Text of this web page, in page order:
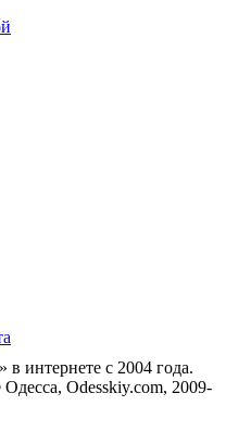
интернете с 2004 года.
Odesskiy.com, 2009-